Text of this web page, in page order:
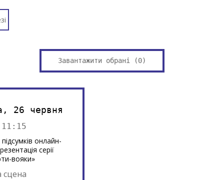
Завантажити обрані (0)
26 червня
онлайн-
серії
вояки»
сцена